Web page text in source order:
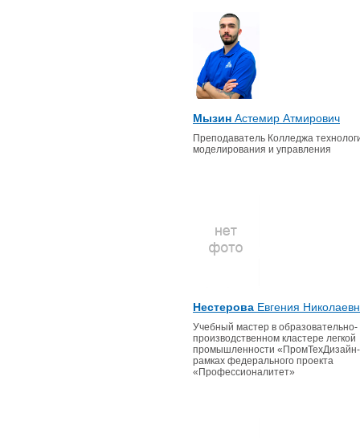
Мызин Астемир Атмирович
Преподаватель Колледжа
моделирования и управления
Нестерова Евгения
Учебный мастер в образовательно-
производственном кластере легкой
промышленности
рамках федерального проекта
«Профессионалитет»